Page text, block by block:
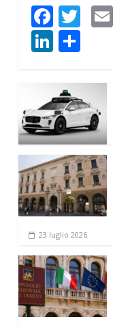
F
ac
e
b
o
o
k
T
er
Li
k
e
dI
n
n
di
vi
di
23 luglio 2026